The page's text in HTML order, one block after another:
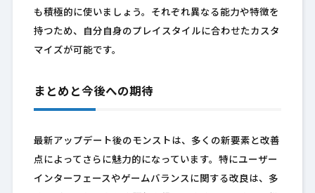
も積極的に使いましょう。それぞれ異なる能力や特徴を
持つため、自分自身のプレイスタイルに合わせたカスタ
マイズが可能です。
まとめと今後への期待
最新アップデート後のモンストは、多くの新要素と改善
点によってさらに魅力的になっています。特にユーザー
インターフェースやゲームバランスに関する改良は、多